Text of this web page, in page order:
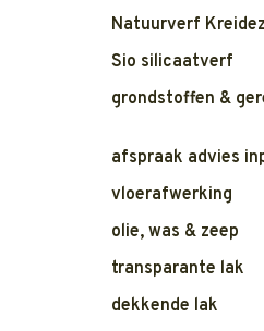
Natuurverf
Sio silicaatverf
grondstoffen &
afspraak advies
vloerafwerking
olie, was & zeep
transparante lak
dekkende lak